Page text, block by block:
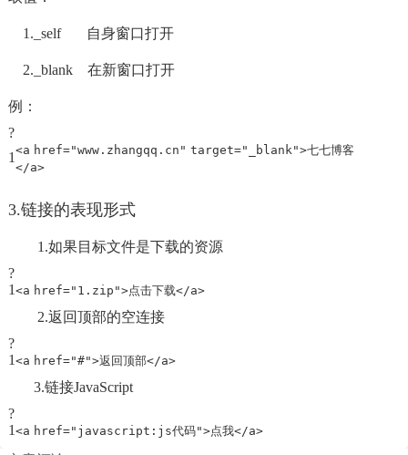
1._self 自身窗口打开
2._blank 在新窗口打开
例：
?
1 <a href="www.zhangqq.cn" target="_blank">七七博客
</a>
3.链接的表现形式
1.如果目标文件是下载的资源
?
1 <a href="1.zip">点击下载</a>
2.返回顶部的空连接
?
1 <a href="#">返回顶部</a>
3.链接JavaScript
?
1 <a href="javascript:js代码">点我</a>